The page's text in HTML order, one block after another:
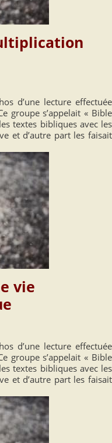
d’une lecture effectuée
groupe s’appelait « Bible
textes bibliques avec les
et d’autre part les faisait
vie
d’une lecture effectuée
groupe s’appelait « Bible
textes bibliques avec les
et d’autre part les faisait